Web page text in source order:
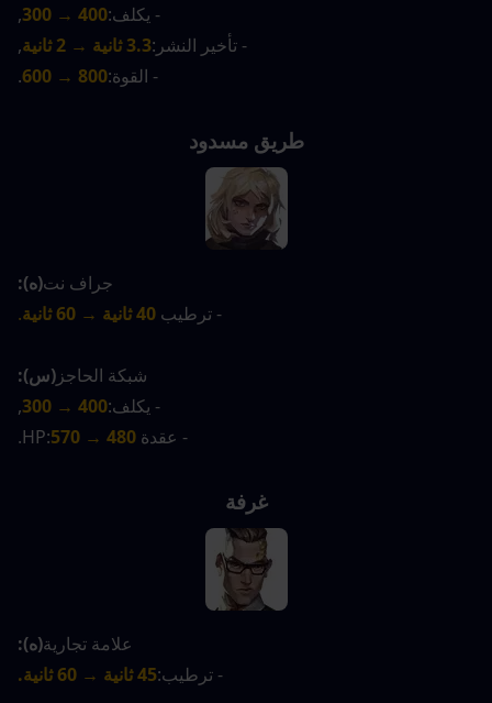
- يكلف:400 → 300
,
- تأخير النشر:3.3 ثانية → 2 ثانية
,
- القوة:800 → 600
.
طريق مسدود
جراف نت(ه):
- ترطيب 40 ثانية → 60 ثانية .
شبكة الحاجز(س):
- يكلف:400 → 300
,
- عقدة HP: 570 → 480
.
غرفة
علامة تجارية(ه):
- ترطيب:45 ثانية → 60 ثانية.